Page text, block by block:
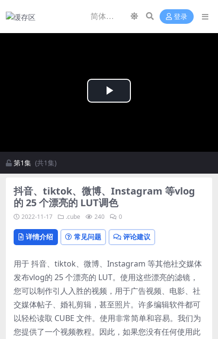
登录
Play
第1集 (共1集)
抖音、tiktok、微博、Instagram 等vlog
的 25 个漂亮的 LUT调色
2022-11-17 .cube 240 0
详情介绍 常见问题 评论建议
用于 抖音、tiktok、微博、Instagram 等其他社交媒体
发布vlog的 25 个漂亮的 LUT。使用这些漂亮的滤镜，
您可以制作引人入胜的视频，用于广告视频、电影、社
交媒体帖子、婚礼剪辑，甚至照片。许多编辑软件都可
以轻松读取 CUBE 文件。使用非常简单和容易。我们为
您提供了一个视频教程。因此，如果您没有任何使用此